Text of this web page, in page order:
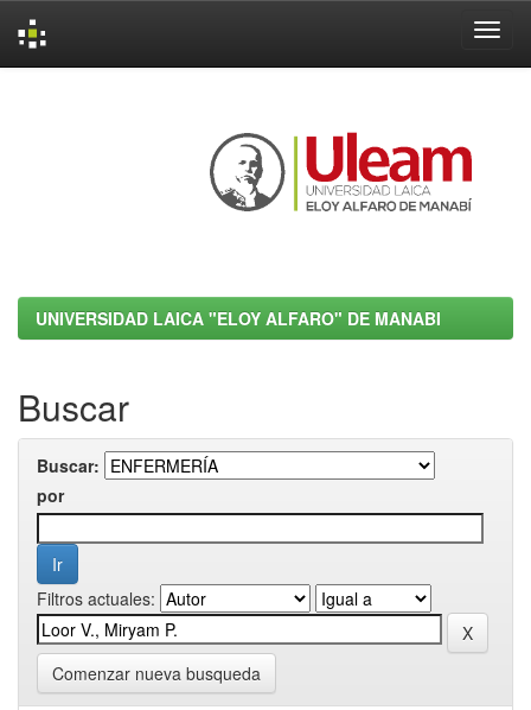
UNIVERSIDAD LAICA "ELOY ALFARO" DE MANABI
Buscar
Buscar:
por
Filtros actuales:
Comenzar nueva busqueda